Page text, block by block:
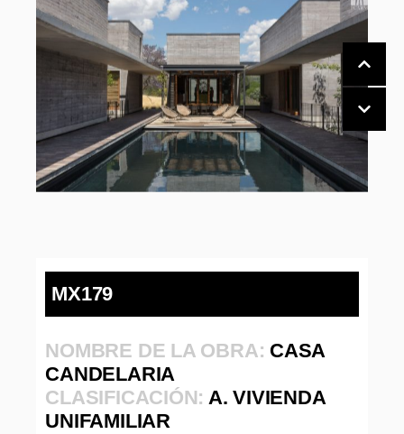
MX179
NOMBRE DE LA OBRA: CASA
CANDELARIA
CLASIFICACIÓN:A. VIVIENDA
UNIFAMILIAR